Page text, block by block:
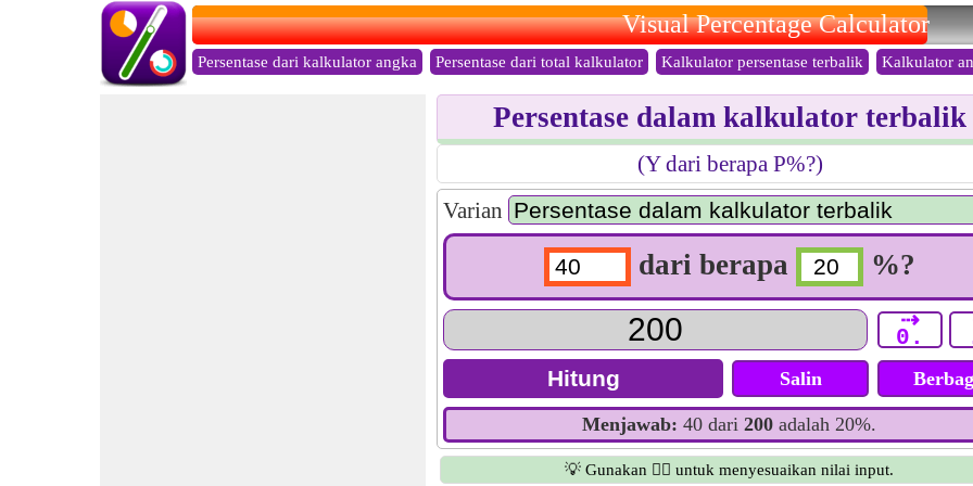
Visual Percentage Calculator
Persentase dari kalkulator angka Persentase dari total kalkulator Kalkulator persentase terbalik Kalkulator
Persentase dalam kalkulator terbalik
(Y dari berapa P%?)
Varian
dari berapa %?
⇢
0.
Salin
Menjawab: 40 dari 200adalah 20%.
💡 Gunakan 👆🏻 untuk menyesuaikan nilai input.